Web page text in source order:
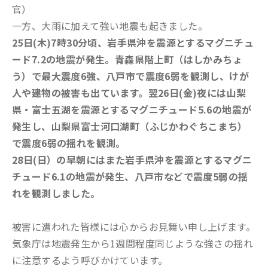
官）
一方、大雨に加えて強い地震も起きました。
25日(木)7時30分頃、岩手県沖を震源とするマグニチュ
ード7.2の地震が発生。青森県階上町（はしかみちょ
う）で最大震度6強、八戸市で震度6弱を観測し、けが
人や建物の被害も出ています。翌26日(金)夜には山梨
県・富士五湖を震源とするマグニチュード5.6の地震が
発生し、山梨県富士河口湖町（ふじかわぐちこまち）
で震度6弱の揺れを観測。
28日(日）の早朝にはまた岩手県沖を震源とするマグニ
チュード6.1の地震が発生、八戸市などで震度5弱の揺
れを観測しました。
被害に遭われた皆様には心からお見舞い申し上げます。
気象庁は地震発生から1週間程度同じような強さの揺れ
に注意するよう呼びかけています。